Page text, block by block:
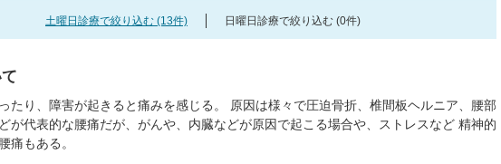
土曜日診療で絞り込む (13件) 日曜日診療で絞り込む (0件)
たり、障害が起きると痛みを感じる。 原因は様々で圧迫骨折、椎間板ヘルニア、腰部
が代表的な腰痛だが、がんや、内臓などが原因で起こる場合や、ストレスなど 精神的
痛もある。